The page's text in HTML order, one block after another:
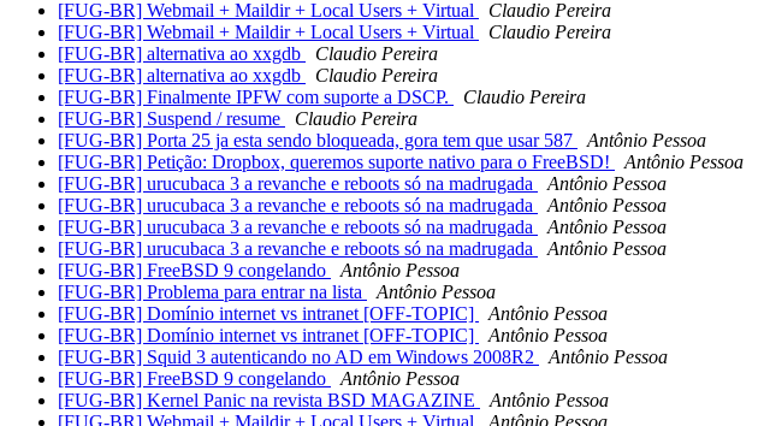
[FUG-BR] Webmail + Maildir + Local Users + Virtual
Claudio Pereira
[FUG-BR] Webmail + Maildir + Local Users + Virtual
Claudio Pereira
[FUG-BR] alternativa ao xxgdb
Claudio Pereira
[FUG-BR] alternativa ao xxgdb
Claudio Pereira
[FUG-BR] Finalmente IPFW com suporte a DSCP.
Claudio Pereira
[FUG-BR] Suspend / resume
Claudio Pereira
[FUG-BR] Porta 25 ja esta sendo bloqueada, gora tem que usar 587
Antônio Pessoa
[FUG-BR] Petição: Dropbox, queremos suporte nativo para o FreeBSD!
Antônio Pessoa
[FUG-BR] urucubaca 3 a revanche e reboots só na madrugada
Antônio Pessoa
[FUG-BR] urucubaca 3 a revanche e reboots só na madrugada
Antônio Pessoa
[FUG-BR] urucubaca 3 a revanche e reboots só na madrugada
Antônio Pessoa
[FUG-BR] urucubaca 3 a revanche e reboots só na madrugada
Antônio Pessoa
[FUG-BR] FreeBSD 9 congelando
Antônio Pessoa
[FUG-BR] Problema para entrar na lista
Antônio Pessoa
[FUG-BR] Domínio internet vs intranet [OFF-TOPIC]
Antônio Pessoa
[FUG-BR] Domínio internet vs intranet [OFF-TOPIC]
Antônio Pessoa
[FUG-BR] Squid 3 autenticando no AD em Windows 2008R2
Antônio Pessoa
[FUG-BR] FreeBSD 9 congelando
Antônio Pessoa
[FUG-BR] Kernel Panic na revista BSD MAGAZINE
Antônio Pessoa